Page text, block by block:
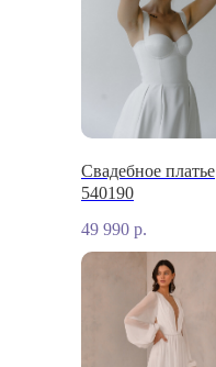
Свадебное платье
540190
49 990 р.